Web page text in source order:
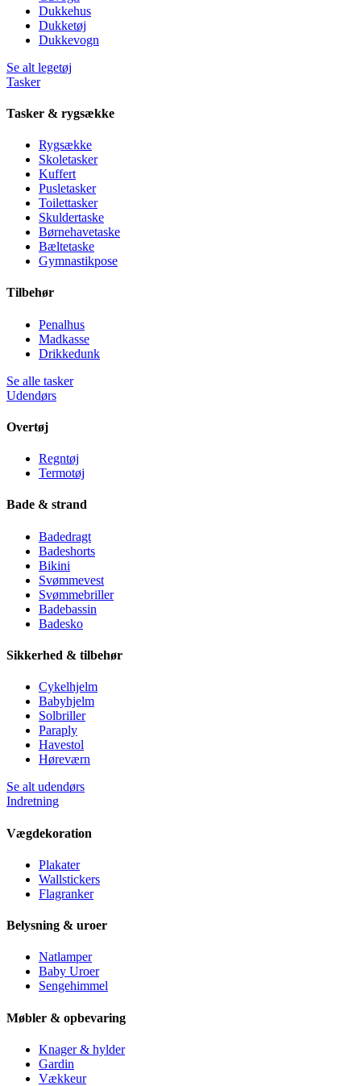
Dukkehus
Dukketøj
Dukkevogn
Se alt legetøj
Tasker
Tasker & rygsække
Rygsække
Skoletasker
Kuffert
Pusletasker
Toilettasker
Skuldertaske
Børnehavetaske
Bæltetaske
Gymnastikpose
Tilbehør
Penalhus
Madkasse
Drikkedunk
Se alle tasker
Udendørs
Overtøj
Regntøj
Termotøj
Bade & strand
Badedragt
Badeshorts
Bikini
Svømmevest
Svømmebriller
Badebassin
Badesko
Sikkerhed & tilbehør
Cykelhjelm
Babyhjelm
Solbriller
Paraply
Havestol
Høreværn
Se alt udendørs
Indretning
Vægdekoration
Plakater
Wallstickers
Flagranker
Belysning & uroer
Natlamper
Baby Uroer
Sengehimmel
Møbler & opbevaring
Knager & hylder
Gardin
Vækkeur